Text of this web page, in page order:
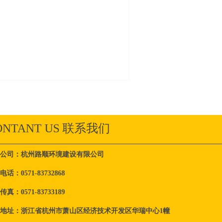
US 联系我们
公司： 杭州路顺环境建设有限公司
电话： 0571-83732868
传真： 0571-83733189
地址： 浙江省杭州市萧山区经济技术开发区华瑞中心1幢